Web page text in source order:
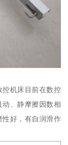
控机床目前在数控
、静摩擦因数相
好，有自润滑作